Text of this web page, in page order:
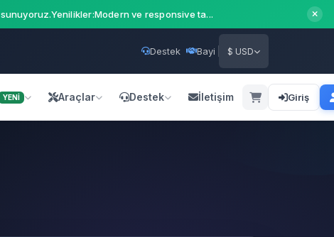
ve responsive ta...
Destek Bayi $ USD
YENİ Araçlar Destek İletişim Giriş